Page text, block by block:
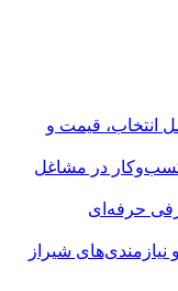
انتخاب، قیمت و
در مشاغل
حرفه‌ای
شیراز